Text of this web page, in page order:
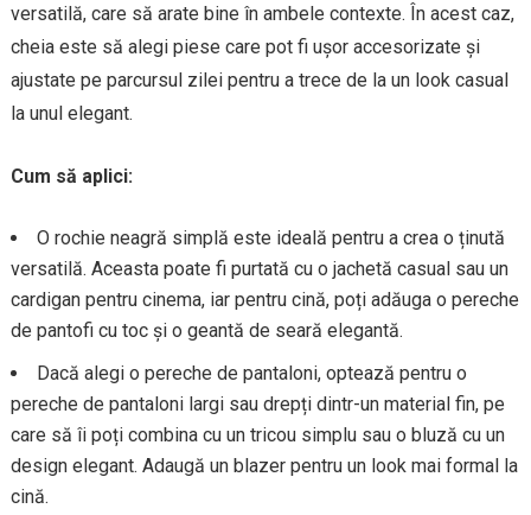
versatilă, care să arate bine în ambele contexte. În acest caz,
cheia este să alegi piese care pot fi ușor accesorizate și
ajustate pe parcursul zilei pentru a trece de la un look casual
la unul elegant.
Cum să aplici:
O rochie neagră simplă este ideală pentru a crea o ținută
versatilă. Aceasta poate fi purtată cu o jachetă casual sau un
cardigan pentru cinema, iar pentru cină, poți adăuga o pereche
de pantofi cu toc și o geantă de seară elegantă.
Dacă alegi o pereche de pantaloni, optează pentru o
pereche de pantaloni largi sau drepți dintr-un material fin, pe
care să îi poți combina cu un tricou simplu sau o bluză cu un
design elegant. Adaugă un blazer pentru un look mai formal la
cină.